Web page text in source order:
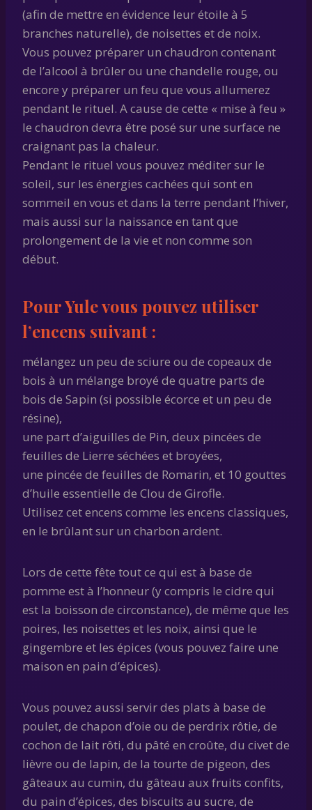
(afin de mettre en évidence leur étoile à 5
branches naturelle), de noisettes et de noix.
Vous pouvez préparer un chaudron contenant
de l’alcool à brûler ou une chandelle rouge, ou
encore y préparer un feu que vous allumerez
pendant le rituel. A cause de cette « mise à feu »
le chaudron devra être posé sur une surface ne
craignant pas la chaleur.
Pendant le rituel vous pouvez méditer sur le
soleil, sur les énergies cachées qui sont en
sommeil en vous et dans la terre pendant l’hiver,
mais aussi sur la naissance en tant que
prolongement de la vie et non comme son
début.
Pour Yule vous pouvez utiliser
l’encens suivant :
mélangez un peu de sciure ou de copeaux de
bois à un mélange broyé de quatre parts de
bois de Sapin (si possible écorce et un peu de
résine),
une part d’aiguilles de Pin, deux pincées de
feuilles de Lierre séchées et broyées,
une pincée de feuilles de Romarin, et 10 gouttes
d’huile essentielle de Clou de Girofle.
Utilisez cet encens comme les encens classiques,
en le brûlant sur un charbon ardent.
Lors de cette fête tout ce qui est à base de
pomme est à l’honneur (y compris le cidre qui
est la boisson de circonstance), de même que les
poires, les noisettes et les noix, ainsi que le
gingembre et les épices (vous pouvez faire une
maison en pain d’épices).
Vous pouvez aussi servir des plats à base de
poulet, de chapon d’oie ou de perdrix rôtie, de
cochon de lait rôti, du pâté en croûte, du civet de
lièvre ou de lapin, de la tourte de pigeon, des
gâteaux au cumin, du gâteau aux fruits confits,
du pain d’épices, des biscuits au sucre, de